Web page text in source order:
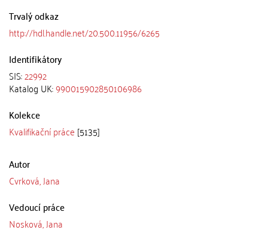
Trvalý odkaz
http://hdl.handle.net/20.500.11956/6265
Identifikátory
SIS:22992
Katalog UK:990015902850106986
Kolekce
Kvalifikační práce [5135]
Autor
Cvrková, Jana
Vedoucí práce
Nosková, Jana